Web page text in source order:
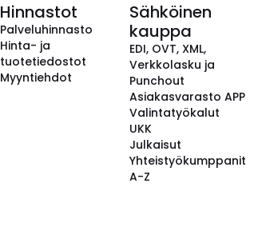
Hinnastot
Palveluhinnasto
Hinta- ja
tuotetiedostot
Myyntiehdot
Sähköinen
kauppa
EDI, OVT, XML,
Verkkolasku ja
Punchout
Asiakasvarasto APP
Valintatyökalut
UKK
Julkaisut
Yhteistyökumppanit
A-Z